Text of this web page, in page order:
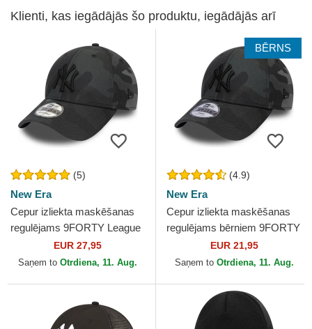
Klienti, kas iegādājās šo produktu, iegādājās arī
(5)
New Era
Cepur izliekta maskēšanas
regulējams 9FORTY League
Essential no New York
Yankees MLB no New Era
EUR 27,95
Saņem to Otrdiena, 11. Aug.
BĒRNS
(4.9)
New Era
Cepur izliekta maskēšanas
regulējams bērniem 9FORTY
League Essential no New
York Yankees MLB no...
EUR 21,95
Saņem to Otrdiena, 11. Aug.